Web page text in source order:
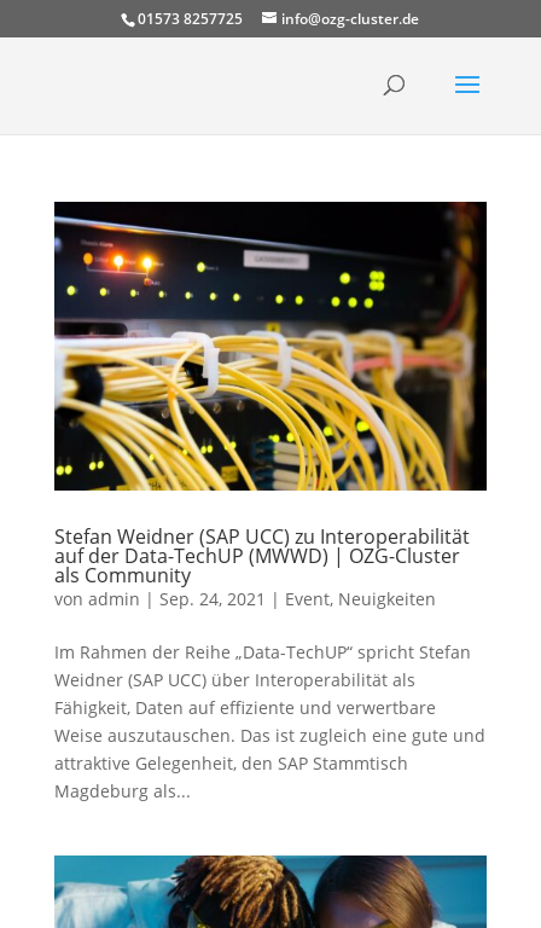
01573 8257725 info@ozg-cluster.de
Stefan Weidner (SAP UCC) zu Interoperabilität
auf der Data-TechUP (MWWD) | OZG-Cluster
als Community
von admin | Sep. 24, 2021 | Event, Neuigkeiten
Im Rahmen der Reihe „Data-TechUP“ spricht Stefan
Weidner (SAP UCC) über Interoperabilität als
Fähigkeit, Daten auf effiziente und verwertbare
Weise auszutauschen. Das ist zugleich eine gute und
attraktive Gelegenheit, den SAP Stammtisch
Magdeburg als...